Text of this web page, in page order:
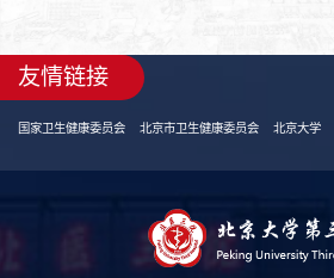
友情链接
国家卫生健康委员会 北京市卫生健康委员会 北京大学